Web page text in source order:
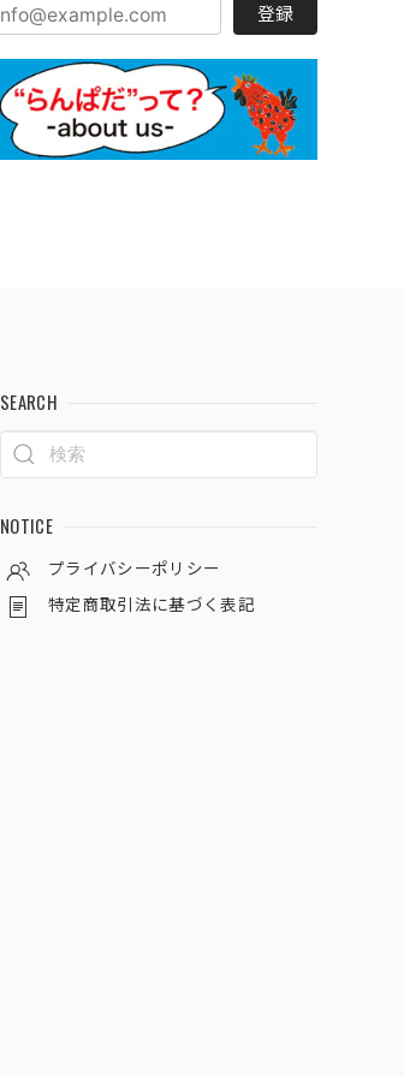
登録
SEARCH
NOTICE
プライバシーポリシー
特定商取引法に基づく表記